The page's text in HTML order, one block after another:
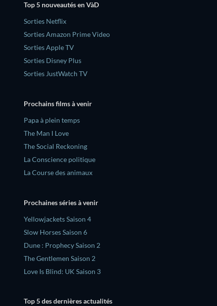
Top 5 nouveautés en VàD
Sorties Netflix
Sorties Amazon Prime Video
Sorties Apple TV
Sorties Disney Plus
Sorties JustWatch TV
Prochains films à venir
‎Papa à plein temps
The Man I Love
The Social Reckoning
La Conscience politique
La Course des animaux
Prochaines séries à venir
Yellowjackets Saison 4
Slow Horses Saison 6
Dune : Prophecy Saison 2
The Gentlemen Saison 2
Love Is Blind: UK Saison 3
Top 5 des dernières actualités